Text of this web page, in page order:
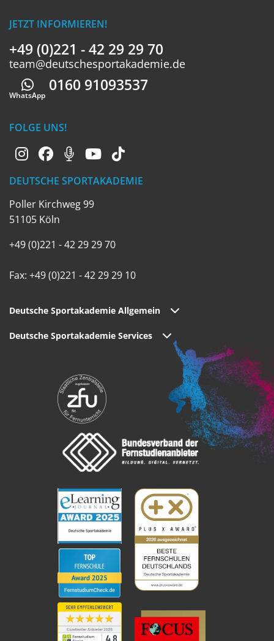
JETZT INFORMIEREN!
+49 (0)221 - 42 29 29 70
team@deutschesportakademie.de
Whatsapp
WhatsApp
0160 91093537
FOLGE UNS!
DEUTSCHE SPORTAKADEMIE
Poller Kirchweg 99
51105 Köln
+49 (0)221 - 42 29 29 70
Fax: +49 (0)221 - 42 29 29 10
Deutsche Sportakademie Allgemein
Deutsche Sportakademie Services